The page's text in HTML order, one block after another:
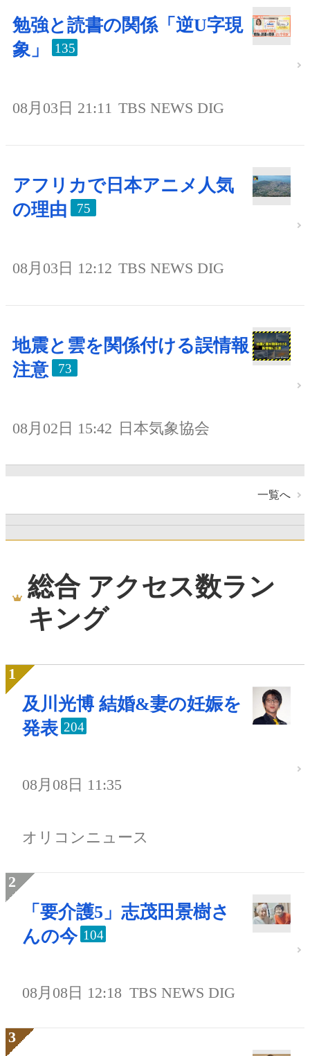
勉強と読書の関係「逆U字現
象」
135
08月03日 21:11 TBS NEWS DIG
アフリカで日本アニメ人気
の理由
75
08月03日 12:12 TBS NEWS DIG
地震と雲を関係付ける誤情報
注意
73
08月02日 15:42 日本気象協会
一覧へ
総合 アクセス数ラン
キング
及川光博 結婚&妻の妊娠を
発表 204
08月08日 11:35
オリコンニュース
「要介護5」志茂田景樹さ
んの今 104
08月08日 12:18 TBS NEWS DIG